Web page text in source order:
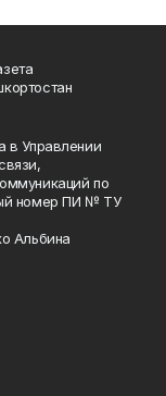
в Управлении
по
номер ПИ № ТУ
Альбина